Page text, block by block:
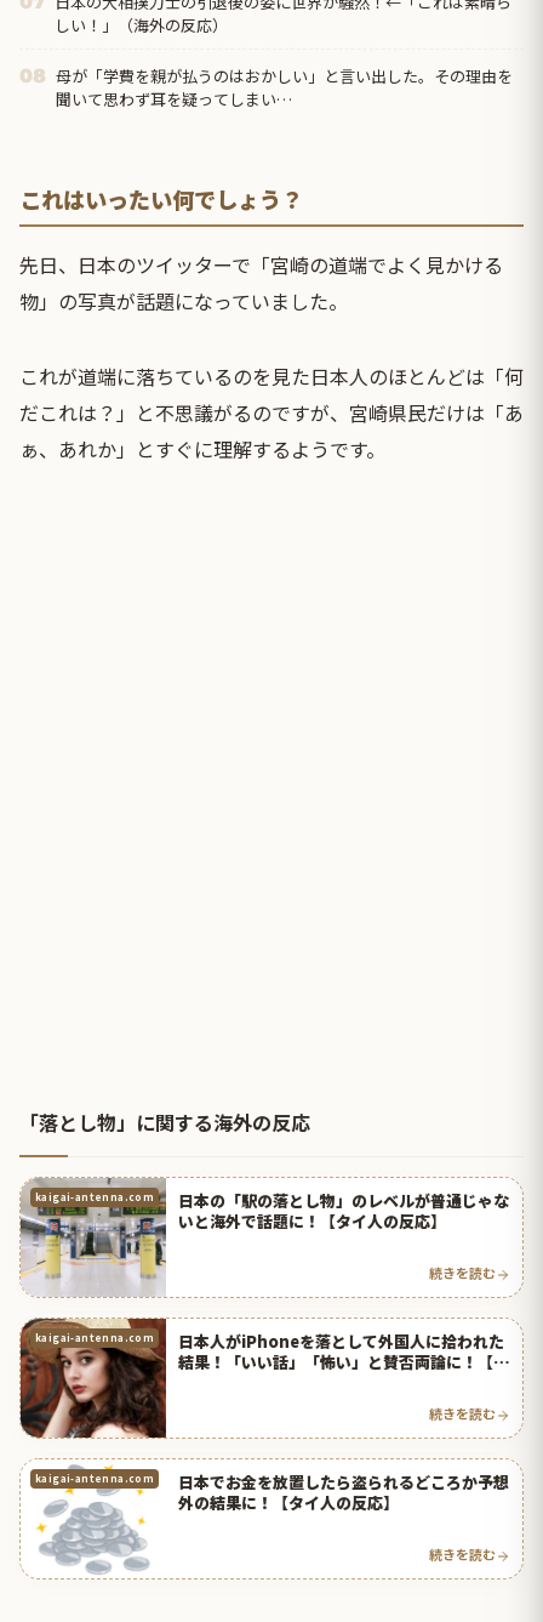
しい！」（海外の反応）
08 母が「学費を親が払うのはおかしい」と言い出した。その理由を
聞いて思わず耳を疑ってしまい…
これはいったい何でしょう？
先日、日本のツイッターで「宮崎の道端でよく見かける
物」の写真が話題になっていました。
これが道端に落ちているのを見た日本人のほとんどは「何
だこれは？」と不思議がるのですが、宮崎県民だけは「あ
ぁ、あれか」とすぐに理解するようです。
「落とし物」に関する海外の反応
kaigai-antenna.com
日本の「駅の落とし物」のレベルが普通じゃな
いと海外で話題に！【タイ人の反応】
続きを読む
kaigai-antenna.com
日本人がiPhoneを落として外国人に拾われた
結果！「いい話」「怖い」と賛否両論に！【タ
続きを読む
kaigai-antenna.com
日本でお金を放置したら盗られるどころか予想
外の結果に！【タイ人の反応】
続きを読む